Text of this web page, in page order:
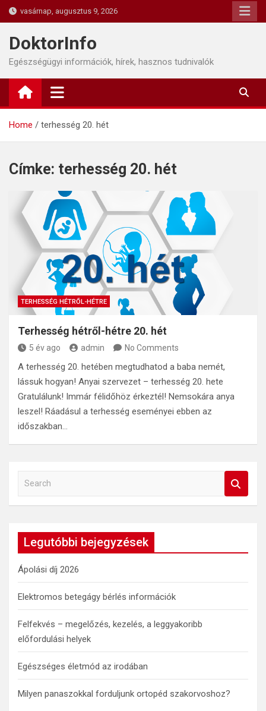
Skip
to
content
vasárnap, augusztus 9, 2026
DoktorInfo
Egészségügyi információk, hírek, hasznos tudnivalók
Home terhesség 20. hét
Címke: terhesség 20. hét
TERHESSÉG HÉTRŐL-HÉTRE
Terhesség hétről-hétre 20. hét
5 év ago admin No Comments
A terhesség 20. hetében megtudhatod a baba nemét,
lássuk hogyan! Anyai szervezet – terhesség 20. hete
Gratulálunk! Immár félidőhöz érkeztél! Nemsokára anya
leszel! Ráadásul a terhesség eseményei ebben az
időszakban…
a
h
Legutóbbi bejegyzések
Ápolási díj 2026
Elektromos betegágy bérlés információk
Felfekvés – megelőzés, kezelés, a leggyakoribb
előfordulási helyek
Egészséges életmód az irodában
Milyen panaszokkal forduljunk ortopéd szakorvoshoz?